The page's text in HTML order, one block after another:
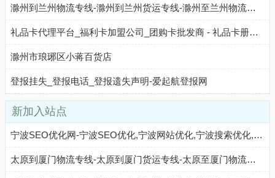
滁州到兰州物流专线-滁州到兰州货运专线-滁州至兰州物流公司-就发物流网
礼品卡代理平台_福利卡加盟公司_团购卡批发商 - 礼品卡册招商网
滁州市琅琊区小蒋百货店
登报挂失_登报电话_登报遗失声明-爱起航登报网
新加入站点
宁波SEO优化网-宁波SEO优化,宁波网站优化,宁波搜索优化,宁波百度优化,宁波网站优化公司
太原到厦门物流专线-太原到厦门货运专线-太原至厦门物流公司-就发物流网